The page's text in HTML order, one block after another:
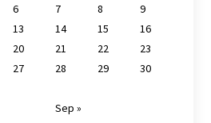
6 7 8
9
13 14 15
16
20 21 22
23
27 28 29
30
Sep »